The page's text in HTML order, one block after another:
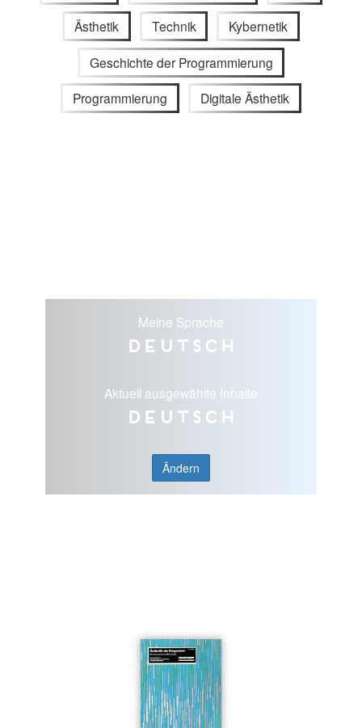
Ästhetik Technik Kybernetik
Geschichte der Programmierung
Programmierung Digitale Ästhetik
Meine Sprache
Deutsch
Aktuell ausgewählte Inhalte
Deutsch
Ändern